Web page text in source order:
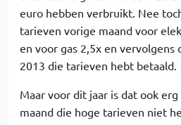
euro hebben verbruikt. Nee
tarieven vorige maand voor
en voor gas 2,5x en vervolgens
2013 die tarieven hebt betaald.
Maar voor dit jaar is dat ook erg
maand die hoge tarieven niet